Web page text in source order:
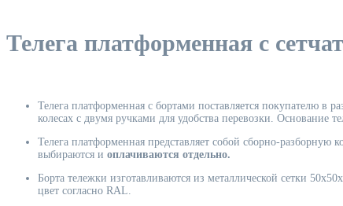
Телега платформенная с
Телега платформенная с бортами поставляется покупателю в
колесах с двумя ручками для удобства перевозки. Основание
Телега платформенная представляет собой сборно-
выбираются и оплачиваются отдельно.
Борта тележки изготавливаются из металлической сетки
цвет согласно RAL.